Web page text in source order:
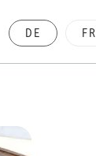
DE FR